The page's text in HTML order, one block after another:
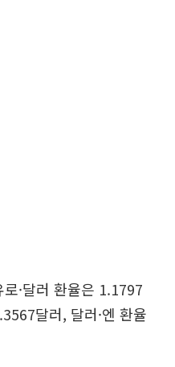
·달러 환율은 1.1797
달러, 달러·엔 환율